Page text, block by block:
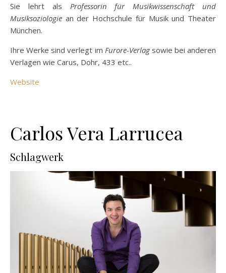
Sie lehrt als Professorin für Musikwissenschaft und
Musiksoziologie an der Hochschule für Musik und Theater
München.
Ihre Werke sind verlegt im Furore-Verlagsowie bei anderen
Verlagen wie Carus, Dohr, 433 etc..
Website
Carlos Vera Larrucea
Schlagwerk